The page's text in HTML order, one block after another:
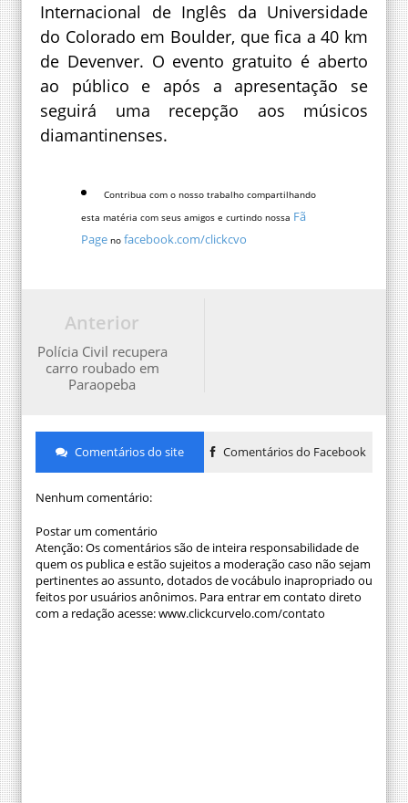
Internacional de Inglês da Universidade
do Colorado em Boulder, que fica a 40 km
de Devenver. O evento gratuito é aberto
ao público e após a apresentação se
seguirá uma recepção aos músicos
diamantinenses.
Contribua com o nosso trabalho compartilhando
esta matéria com seus amigos e curtindo nossa Fã
Page no facebook.com/clickcvo
Anterior
Polícia Civil recupera
carro roubado em
Paraopeba
Comentários do site Comentários do Facebook
Nenhum comentário:
Postar um comentário
Atenção: Os comentários são de inteira responsabilidade de
quem os publica e estão sujeitos a moderação caso não sejam
pertinentes ao assunto, dotados de vocábulo inapropriado ou
feitos por usuários anônimos. Para entrar em contato direto
com a redação acesse: www.clickcurvelo.com/contato